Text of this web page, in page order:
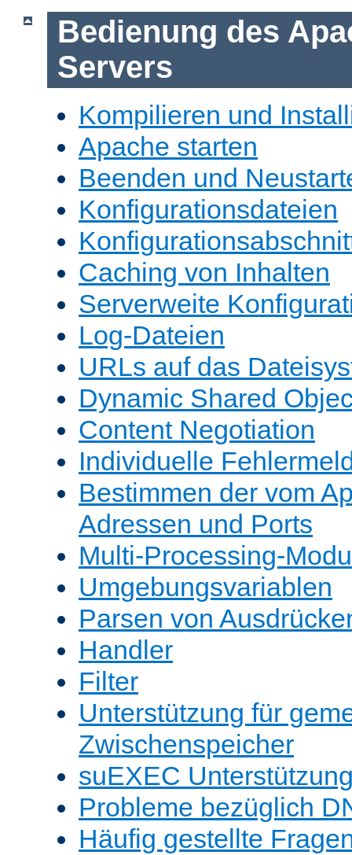
Bedienung des
Servers
Kompilieren und
Apache starten
Beenden und
Konfigurationsdateien
Caching von Inhalten
Serverweite
Log-Dateien
URLs auf das
Dynamic Shared
Content Negotiation
Individuelle
Bestimmen der vom
Adressen und Ports
Multi-Processing-
Umgebungsvariablen
Parsen von
Handler
Filter
Unterstützung für
Zwischenspeicher
suEXEC
Probleme bezüglich
Häufig gestellte